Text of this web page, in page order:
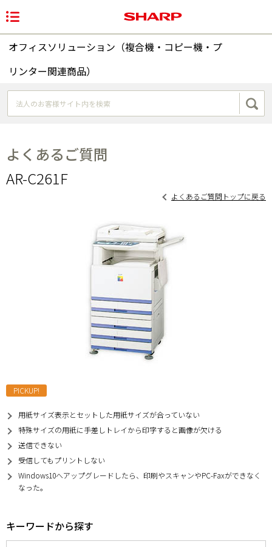
オフィスソリューション（複合機・コピー機・プ
リンター関連商品）
よくあるご質問
AR-C261F
よくあるご質問トップに戻る
PICKUP!
用紙サイズ表示とセットした用紙サイズが合っていない
特殊サイズの用紙に手差しトレイから印字すると画像が欠ける
送信できない
受信してもプリントしない
Windows10へアップグレードしたら、印刷やスキャンやPC-Faxができなく
なった。
キーワードから探す